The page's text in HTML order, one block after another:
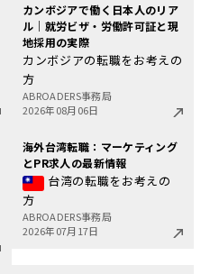
カンボジアで働く日本人のリア
ル｜就労ビザ・労働許可証と現
地採用の実際
カンボジアの転職をお考えの
方
ABROADERS事務局
2026年08月06日
海外台湾転職：マーケティング
とPR求人の最新情報
台湾の転職をお考えの
方
ABROADERS事務局
2026年07月17日